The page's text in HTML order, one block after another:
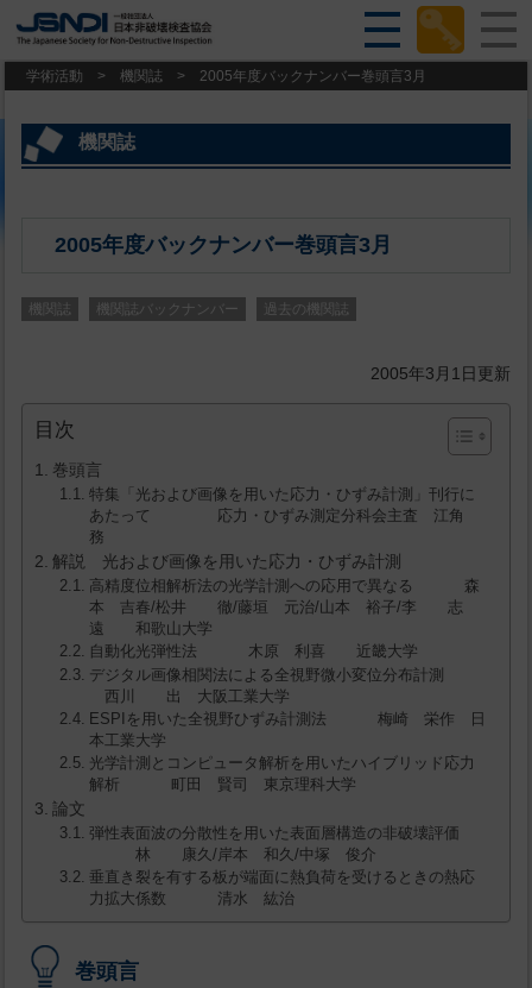
学術活動 > 機関誌 > 2005年度バックナンバー巻頭言3月
機関誌
2005年度バックナンバー巻頭言3月
機関誌 機関誌バックナンバー 過去の機関誌
2005年3月1日更新
目次
巻頭言
特集「光および画像を用いた応力・ひずみ計測」刊行に
あたって 応力・ひずみ測定分科会主査 江角
務
解説 光および画像を用いた応力・ひずみ計測
高精度位相解析法の光学計測への応用で異なる 森
本 吉春/松井 徹/藤垣 元治/山本 裕子/李 志
遠 和歌山大学
自動化光弾性法 木原 利喜 近畿大学
デジタル画像相関法による全視野微小変位分布計測
西川 出 大阪工業大学
ESPIを用いた全視野ひずみ計測法 梅崎 栄作 日
本工業大学
光学計測とコンピュータ解析を用いたハイブリッド応力
解析 町田 賢司 東京理科大学
論文
弾性表面波の分散性を用いた表面層構造の非破壊評価
林 康久/岸本 和久/中塚 俊介
垂直き裂を有する板が端面に熱負荷を受けるときの熱応
力拡大係数 清水 紘治
巻頭言